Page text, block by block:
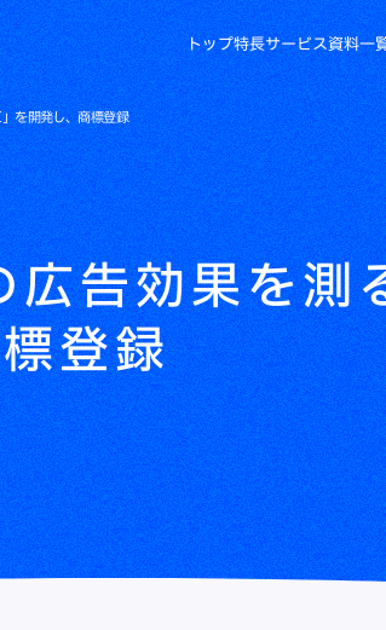
トップ特長サービス資料一
を開発し、商標登録
広告効果を測
登録